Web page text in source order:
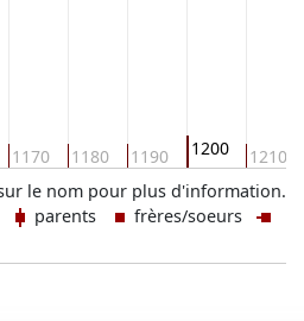
1170 1180 1190 1200 1210
le nom pour plus d'information.
parents
frères/soeurs